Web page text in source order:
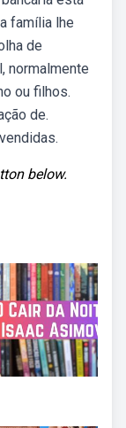
família lhe
de
normalmente
ou filhos.
de.
below.